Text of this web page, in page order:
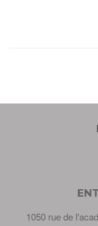
1050 rue de